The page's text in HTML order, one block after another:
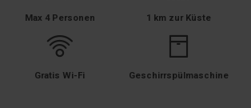
Max 4 Personen 1 km zur Küste
Gratis Wi-Fi Geschirrspülmaschine